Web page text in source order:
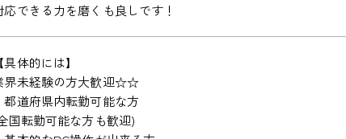
応できる力を磨くも良しです！
具体的には】
界未経験の方大歓迎☆☆
都道府県内転勤可能な方
国転勤可能な方も歓迎)